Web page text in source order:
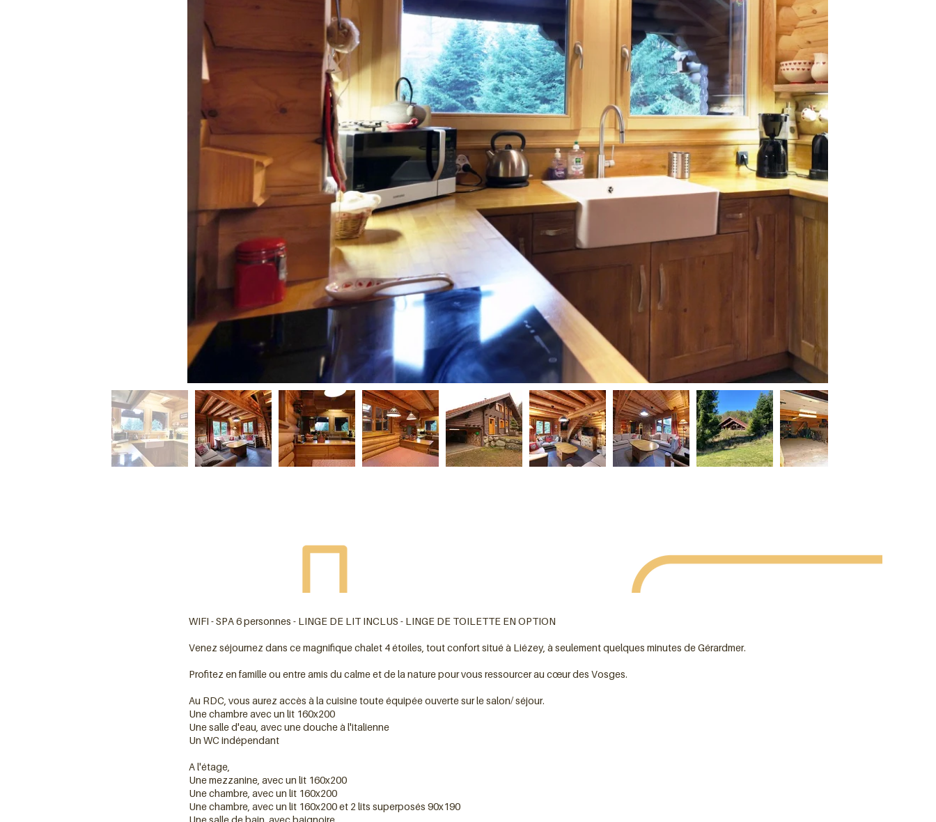
WIFI - SPA 6 personnes - LINGE DE LIT INCLUS - LINGE DE TOILETTE EN OPTION
Venez séjournez dans ce magnifique chalet 4 étoiles, tout confort situé à Liézey, à seulement quelques minutes de Gérardmer.
Profitez en famille ou entre amis du calme et de la nature pour vous ressourcer au cœur des Vosges.
Au RDC, vous aurez accès à la cuisine toute équipée ouverte sur le salon/ séjour.
Une chambre avec un lit 160x200
Une salle d'eau, avec une douche à l'italienne
Un WC indépendant
A l'étage,
Une mezzanine, avec un lit 160x200
Une chambre, avec un lit 160x200
Une chambre, avec un lit 160x200 et 2 lits superposés 90x190